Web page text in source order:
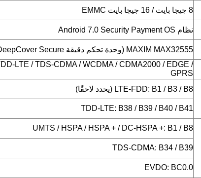
8 جيجا بايت / 16 جيجا بايت EMMC
نظام Android 7.0 Security Payment OS
MAXIM MAX32555 (وحدة تحكم دقيقة DeepCover Secure)
LTE / TDS-CDMA / WCDMA / CDMA2000 / EDGE /
GPRS
LTE-FDD: B1 / B3 / B8 (يحدد لاحقًا)
TDD-LTE: B38 / B39 / B40 / B41
UMTS / HSPA / HSPA + / DC-HSPA +: B1 / B8
TDS-CDMA: B34 / B39
EVDO: BC0.0